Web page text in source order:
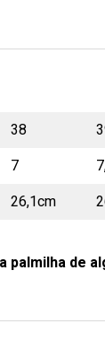
38
7
26,1cm
de